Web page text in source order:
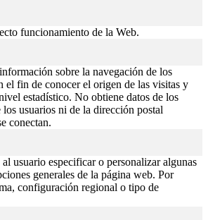
funcionamiento de la Web.
sobre la navegación de los
el fin de conocer el origen de las visitas y
estadístico. No obtiene datos de los
usuarios ni de la dirección postal
conectan.
usuario especificar o personalizar algunas
generales de la página web. Por
configuración regional o tipo de